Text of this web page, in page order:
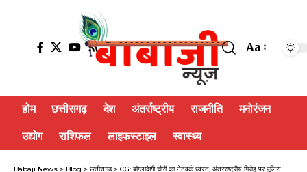
Aa
होम छत्तीसगढ़ देश अंतर्राष्ट्रीय राजनीति मनोरंजन
उद्योग राशिफल लाइफस्टाइल स्वास्थ्य
Babaji News > Blog > छत्तीसगढ़> CG: बांग्लादेशी चोरों का नेटवर्क ध्वस्त, अंतरराष्ट्रीय गिरोह पर पुलिस की बड़ी कार्रवाई